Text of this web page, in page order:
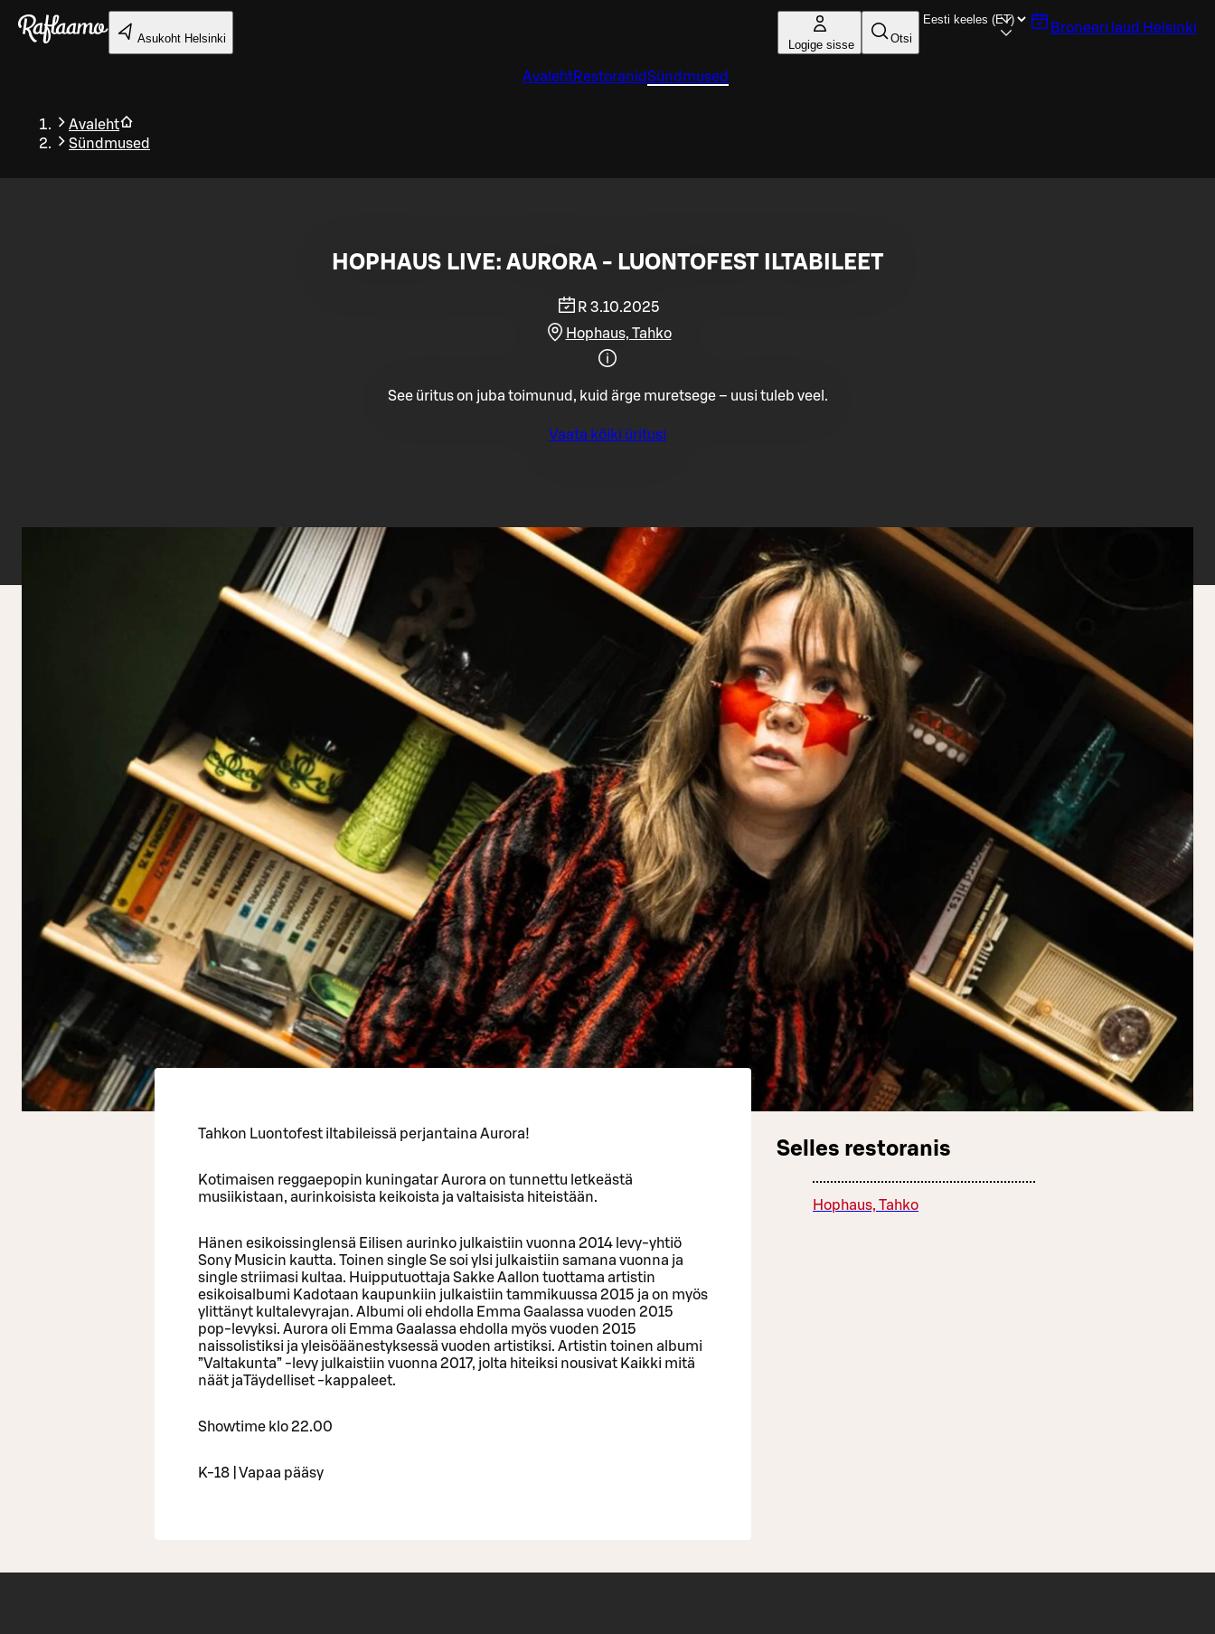
Liigu peamise sisu juurde
Asukoht Helsinki Logige sisse Otsi
Broneeri laud Helsinki
AvalehtRestoranidSündmused
Avaleht
Sündmused
Tagasi
HOPHAUS LIVE: AURORA - LUONTOFEST ILTABILEET
R 3.10.2025
Hophaus, Tahko
See üritus on juba toimunud, kuid ärge muretsege – uusi tuleb veel.
Vaata kõiki üritusi
Tahkon Luontofest iltabileissä perjantaina Aurora!
Kotimaisen reggaepopin kuningatar Aurora on tunnettu letkeästä
musiikistaan, aurinkoisista keikoista ja valtaisista hiteistään.
Hänen esikoissinglensä Eilisen aurinko julkaistiin vuonna 2014 levy-yhtiö
Sony Musicin kautta. Toinen single Se soi ylsi julkaistiin samana vuonna ja
single striimasi kultaa. Huipputuottaja Sakke Aallon tuottama artistin
esikoisalbumi Kadotaan kaupunkiin julkaistiin tammikuussa 2015 ja on myös
ylittänyt kultalevyrajan. Albumi oli ehdolla Emma Gaalassa vuoden 2015
pop-levyksi. Aurora oli Emma Gaalassa ehdolla myös vuoden 2015
naissolistiksi ja yleisöäänestyksessä vuoden artistiksi. Artistin toinen albumi
”Valtakunta” -levy julkaistiin vuonna 2017, jolta hiteiksi nousivat Kaikki mitä
näät jaTäydelliset -kappaleet.
Showtime klo 22.00
K-18 | Vapaa pääsy
Selles restoranis
Hophaus, Tahko